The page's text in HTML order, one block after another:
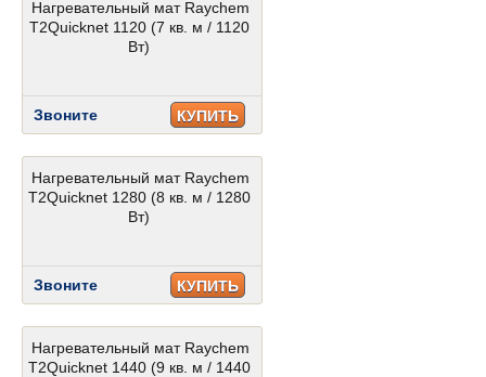
Нагревательный мат Raychem
T2Quicknet 1120 (7 кв. м / 1120
Вт)
Звоните КУПИТЬ
Нагревательный мат Raychem
T2Quicknet 1280 (8 кв. м / 1280
Вт)
Звоните КУПИТЬ
Нагревательный мат Raychem
T2Quicknet 1440 (9 кв. м / 1440